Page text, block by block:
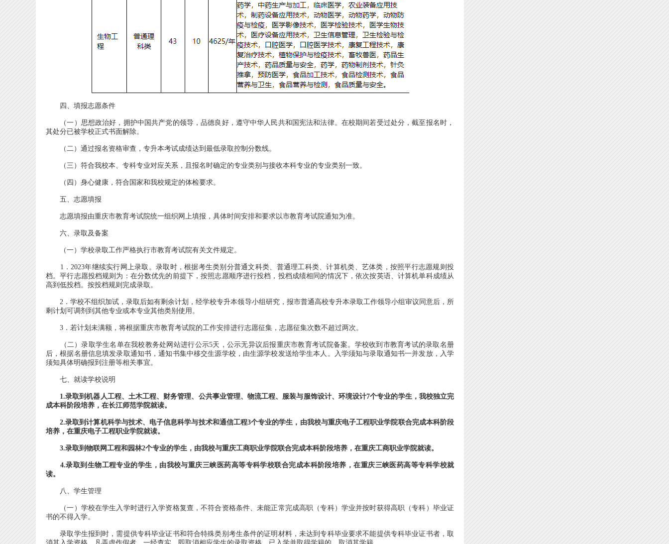
四、填报志愿条件
（一）思想政治好，拥护中国共产党的领导，品德良好，遵守中华人民共和国宪法和法律。在校期间若受过处分，截至报名时，
其处分已被学校正式书面解除。
（二）通过报名资格审查，专升本考试成绩达到最低录取控制分数线。
（三）符合我校本、专科专业对应关系，且报名时确定的专业类别与接收本科专业的专业类别一致。
（四）身心健康，符合国家和我校规定的体检要求。
五、志愿填报
志愿填报由重庆市教育考试院统一组织网上填报，具体时间安排和要求以市教育考试院通知为准。
六、录取及备案
（一）学校录取工作严格执行市教育考试院有关文件规定。
1．2023年继续实行网上录取。录取时，根据考生类别分普通文科类、普通理工科类、计算机类、艺体类，按照平行志愿规则投
档。平行志愿投档规则为：在分数优先的前提下，按照志愿顺序进行投档，投档成绩相同的情况下，依次按英语、计算机单科成绩从
高到低投档。按投档规则完成录取。
2．学校不组织加试，录取后如有剩余计划，经学校专升本领导小组研究，报市普通高校专升本录取工作领导小组审议同意后，所
剩计划可调剂到其他专业或本专业其他类别使用。
3．若计划未满额，将根据重庆市教育考试院的工作安排进行志愿征集，志愿征集次数不超过两次。
（二）录取学生名单在我校教务处网站进行公示5天，公示无异议后报重庆市教育考试院备案。学校收到市教育考试的录取名册
后，根据名册信息填发录取通知书，通知书集中移交生源学校，由生源学校发送给学生本人。入学须知与录取通知书一并发放，入学
须知具体明确报到注册等相关事宜。
七、就读学校说明
1.录取到机器人工程、土木工程、财务管理、公共事业管理、物流工程、服装与服饰设计、环境设计7个专业的学生，我校独立完
成本科阶段培养，在长江师范学院就读。
2.录取到计算机科学与技术、电子信息科学与技术和通信工程3个专业的学生，由我校与重庆电子工程职业学院联合完成本科阶段
培养，在重庆电子工程职业学院就读。
3.录取到物联网工程和园林2个专业的学生，由我校与重庆工商职业学院联合完成本科阶段培养，在重庆工商职业学院就读。
4.录取到生物工程专业的学生，由我校与重庆三峡医药高等专科学校联合完成本科阶段培养，在重庆三峡医药高等专科学校就
读。
八、学生管理
（一）学校在学生入学时进行入学资格复查，不符合资格条件、未能正常完成高职（专科）学业并按时获得高职（专科）毕业证
书的不得入学。
录取学生报到时，需提供专科毕业证书和符合特殊类别考生条件的证明材料，未达到专科毕业要求不能提供专科毕业证书者，取